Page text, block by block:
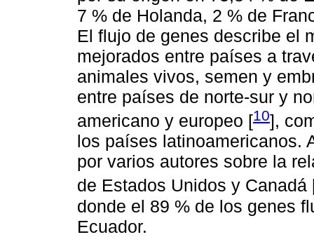
7 % de Holanda, 2 % de
El flujo de genes describe el
mejorados entre países a
animales vivos, semen y
entre países de norte-sur y
americano y europeo [10],
los países latinoamericanos.
por varios autores sobre la
de Estados Unidos y Canadá
donde el 89 % de los genes
Ecuador.